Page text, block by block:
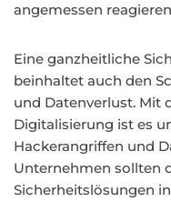
angemessen
Eine ganzheitliche
beinhaltet auch den
und Datenverlust. Mit
Digitalisierung ist es
Hackerangriffen und
Unternehmen sollten
Sicherheitslösungen